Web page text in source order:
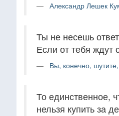
Александр Лешек
Ты не несешь
Если от тебя ждут
Вы, конечно,
То единственное,
нельзя купить за